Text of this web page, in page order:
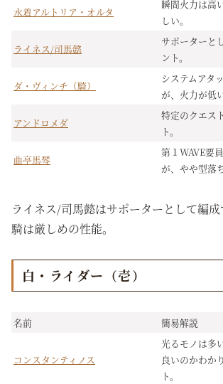
水着アルトリア・オルタ
瞬間火力は高
しい。
ライネス/司馬懿
サポーターと
ント。
ダ・ヴィンチ（騎）
システムアタ
が、火力が低い
アンドロメダ
特定のクエス
ト。
曲亭馬琴
第１WAVE要
が、やや型落
ライネス/司馬懿はサポーターとして編
騎は厳しめの性能。
白・ライダー（壱）
名前 簡易解説
コンスタンティノス
光るモノは多
良いのかわか
ト。